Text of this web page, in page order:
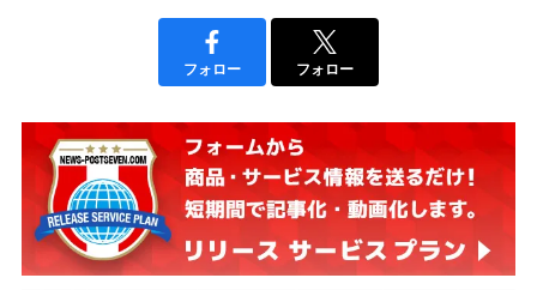
フォロー フォロー